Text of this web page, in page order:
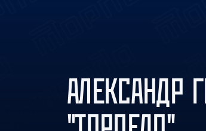
АЛЕКСАНДР